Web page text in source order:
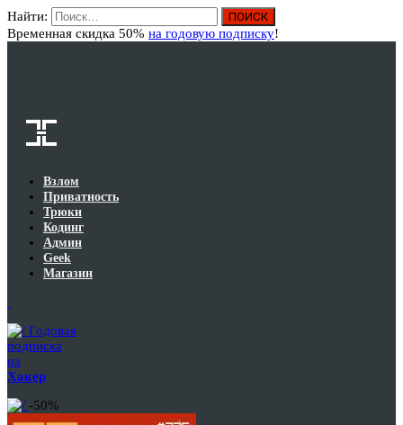
Найти:
Временная скидка 50% на годовую подписку!
Взлом
Приватность
Трюки
Кодинг
Админ
Geek
Магазин
Годовая
подписка
на
Хакер
-50%